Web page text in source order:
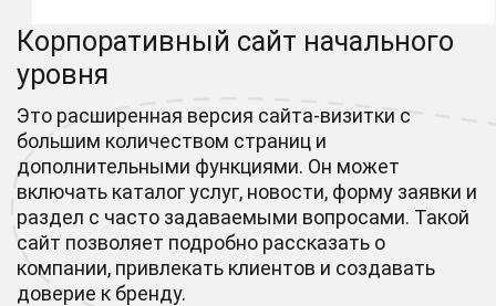
Корпоративный сайт начального
уровня
Это расширенная версия сайта-визитки с
большим количеством страниц и
дополнительными функциями. Он может
включать каталог услуг, новости, форму заявки и
раздел с часто задаваемыми вопросами. Такой
сайт позволяет подробно рассказать о
компании, привлекать клиентов и создавать
доверие к бренду.